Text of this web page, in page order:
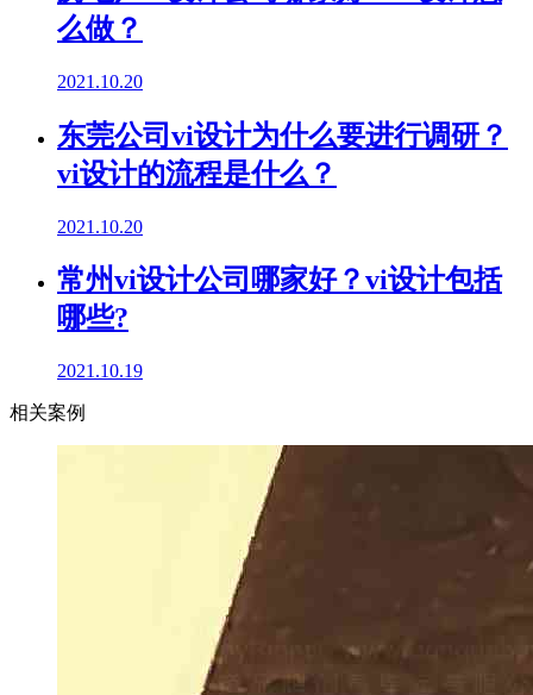
么做？
2021.10.20
东莞公司vi设计为什么要进行调研？
vi设计的流程是什么？
2021.10.20
常州vi设计公司哪家好？vi设计包括
哪些?
2021.10.19
相关案例